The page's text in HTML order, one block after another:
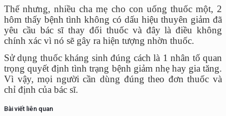
Thế nhưng, nhiều cha mẹ cho con uống thuốc một, 2
hôm thấy bệnh tình không có dấu hiệu thuyên giảm đã
yêu cầu bác sĩ thay đổi thuốc và đây là điều không
chính xác vì nó sẽ gây ra hiện tượng nhờn thuốc.
Sử dụng thuốc kháng sinh đúng cách là 1 nhân tố quan
trọng quyết định tình trạng bệnh giảm nhẹ hay gia tăng.
Vì vậy, mọi người cần dùng đúng theo đơn thuốc và
chỉ định của bác sĩ.
Bài viết liên quan